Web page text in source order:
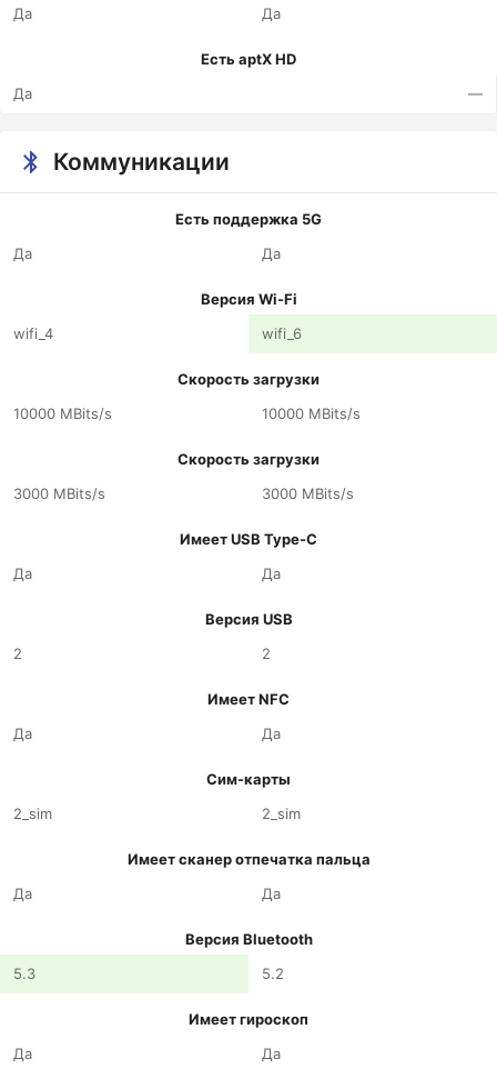
Да
Да
Есть aptX HD
Да
—
Коммуникации
Есть поддержка 5G
Да
Да
Версия Wi-Fi
wifi_4
wifi_6
Скорость загрузки
10000 MBits/s
10000 MBits/s
Скорость загрузки
3000 MBits/s
3000 MBits/s
Имеет USB Type-C
Да
Да
Версия USB
2
2
Имеет NFC
Да
Да
Сим-карты
2_sim
2_sim
Имеет сканер отпечатка пальца
Да
Да
Версия Bluetooth
5.3
5.2
Имеет гироскоп
Да
Да